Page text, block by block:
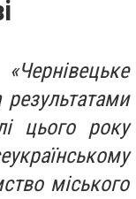
результатами
цього року
міського